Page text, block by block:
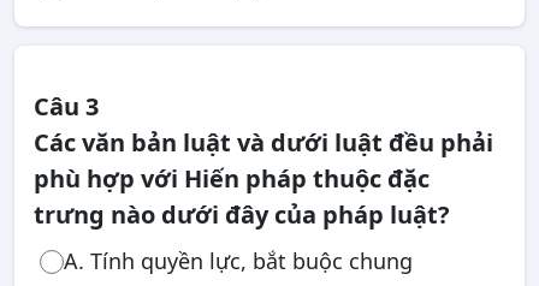
Câu 3
Các văn bản luật và dưới luật đều phải
phù hợp với Hiến pháp thuộc đặc
trưng nào dưới đây của pháp luật?
A. Tính quyền lực, bắt buộc chung